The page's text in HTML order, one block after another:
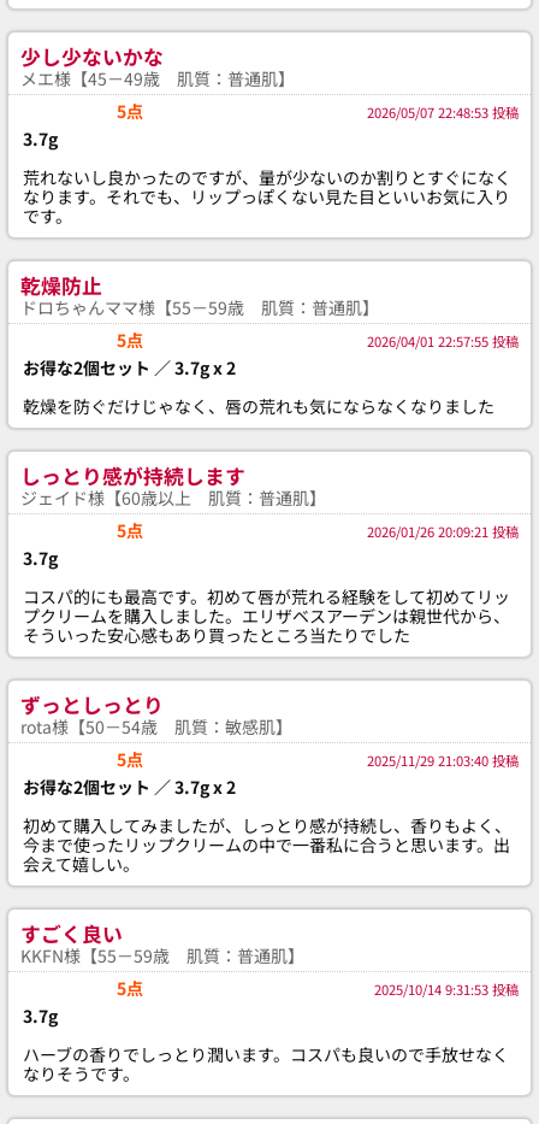
少し少ないかな
メエ様【45－49歳 肌質：普通肌】
5点
2026/05/07 22:48:53 投稿
3.7g
荒れないし良かったのですが、量が少ないのか割りとすぐになく
なります。それでも、リップっぽくない見た目といいお気に入り
です。
乾燥防止
ドロちゃんママ様【55－59歳 肌質：普通肌】
5点
2026/04/01 22:57:55 投稿
お得な2個セット ／ 3.7g x 2
乾燥を防ぐだけじゃなく、唇の荒れも気にならなくなりました
しっとり感が持続します
ジェイド様【60歳以上 肌質：普通肌】
5点
2026/01/26 20:09:21 投稿
3.7g
コスパ的にも最高です。初めて唇が荒れる経験をして初めてリッ
プクリームを購入しました。エリザベスアーデンは親世代から、
そういった安心感もあり買ったところ当たりでした
ずっとしっとり
rota様【50－54歳 肌質：敏感肌】
5点
2025/11/29 21:03:40 投稿
お得な2個セット ／ 3.7g x 2
初めて購入してみましたが、しっとり感が持続し、香りもよく、
今まで使ったリップクリームの中で一番私に合うと思います。出
会えて嬉しい。
すごく良い
KKFN様【55－59歳 肌質：普通肌】
5点
2025/10/14 9:31:53 投稿
3.7g
ハーブの香りでしっとり潤います。コスパも良いので手放せなく
なりそうです。